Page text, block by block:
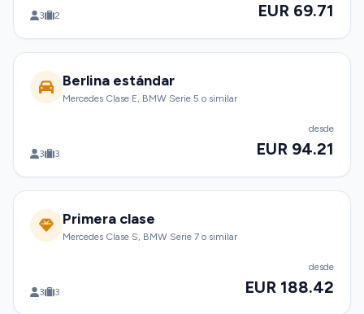
3 2 EUR 69.71
Berlina estándar
Mercedes Clase E, BMW Serie 5 o similar
3 3
desde
EUR 94.21
Primera clase
Mercedes Clase S, BMW Serie 7 o similar
3 3
desde
EUR 188.42